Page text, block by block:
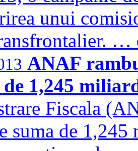
unui
…
ANAF
de 1,245
Fiscala
suma de